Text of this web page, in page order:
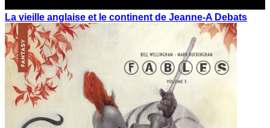
La vieille anglaise et le continent de Jeanne-A Debats